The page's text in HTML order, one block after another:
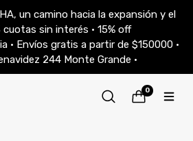
un camino hacia la expansión y el
sin interés • 15% off
Envíos gratis a partir de $150000 •
244 Monte Grande •
0